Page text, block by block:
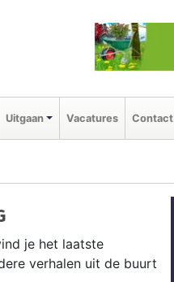
Uitgaan Vacatures Contact
je het laatste
verhalen uit de buurt